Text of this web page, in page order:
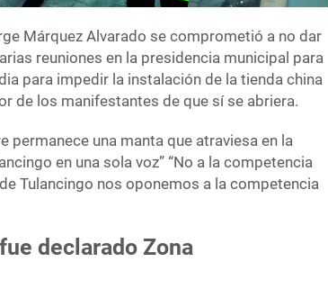
Márquez Alvarado se comprometió a no dar
reuniones en la presidencia municipal para
para impedir la instalación de la tienda china
de los manifestantes de que sí se abriera.
una manta que atraviesa en la
en una sola voz” “No a la competencia
Tulancingo nos oponemos a la competencia
declarado Zona